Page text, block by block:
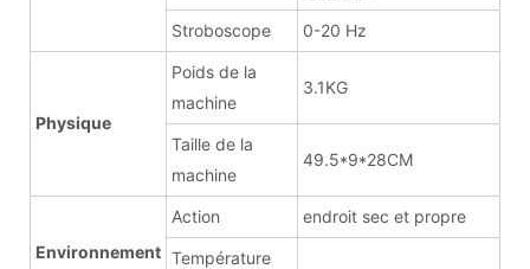
Stroboscope 0-20 Hz
Physique
Poids de la
machine
3.1KG
Taille de la
machine
49.5*9*28CM
Environnement
Action endroit sec et propre
Température